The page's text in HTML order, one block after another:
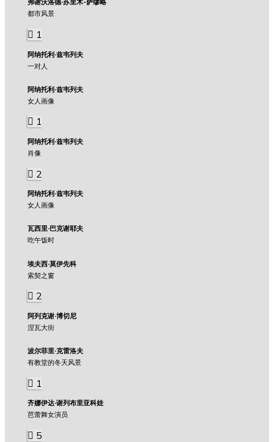
弗谢沃洛德·苏里木-萨缪略
都市风景
1
阿纳托利·兹韦列夫
一对人
阿纳托利·兹韦列夫
女人画像
1
阿纳托利·兹韦列夫
肖像
2
阿纳托利·兹韦列夫
女人画像
瓦西里·巴克谢耶夫
吃午饭时
埃夫西·莫伊先科
索契之窗
2
阿列克谢·博切尼
涅瓦大街
波尔菲里·克雷洛夫
有教堂的冬天风景
1
齐娜伊达·谢列布里亚科娃
芭蕾舞女演员
5